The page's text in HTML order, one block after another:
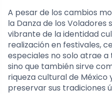
A pesar de los cambios
la Danza de los Voladores
vibrante de la identidad
realización en festivales,
especiales no solo atrae
sino que también sirve
riqueza cultural de
preservar sus tradiciones